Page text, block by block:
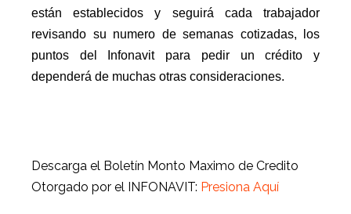
están establecidos y seguirá cada trabajador
revisando su numero de semanas cotizadas, los
puntos del Infonavit para pedir un crédito y
dependerá de muchas otras consideraciones.
Descarga el Boletín Monto Maximo de Credito
Otorgado por el INFONAVIT: Presiona Aquí